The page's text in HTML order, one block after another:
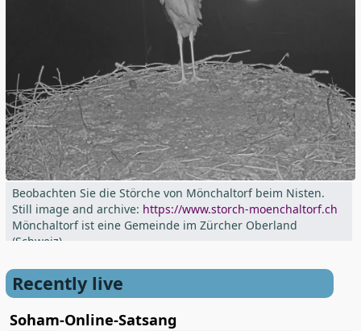
Beobachten Sie die Störche von Mönchaltorf beim Nisten.
Still image and archive: https://www.storch-moenchaltorf.ch
Mönchaltorf ist eine Gemeinde im Zürcher Oberland
(Schweiz)
Recently live
Soham-Online-Satsang